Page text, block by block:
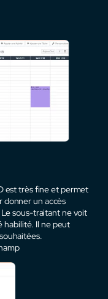
est très fine et permet
donner un accès
sous-traitant ne voit
habilité. Il ne peut